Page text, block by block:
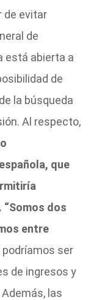
de evitar
de
está abierta a
de
la búsqueda
Al respecto,
que
“Somos dos
entre
ser
de ingresos y
las